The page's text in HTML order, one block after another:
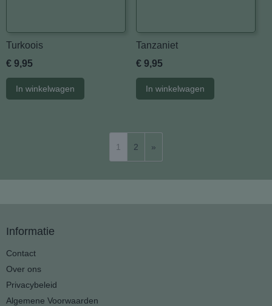
Turkoois
€ 9,95
In winkelwagen
Tanzaniet
€ 9,95
In winkelwagen
1 2 »
Informatie
Contact
Over ons
Privacybeleid
Algemene Voorwaarden